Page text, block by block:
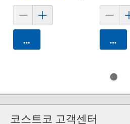
카트에 담기 카트
코스트코 고객센터